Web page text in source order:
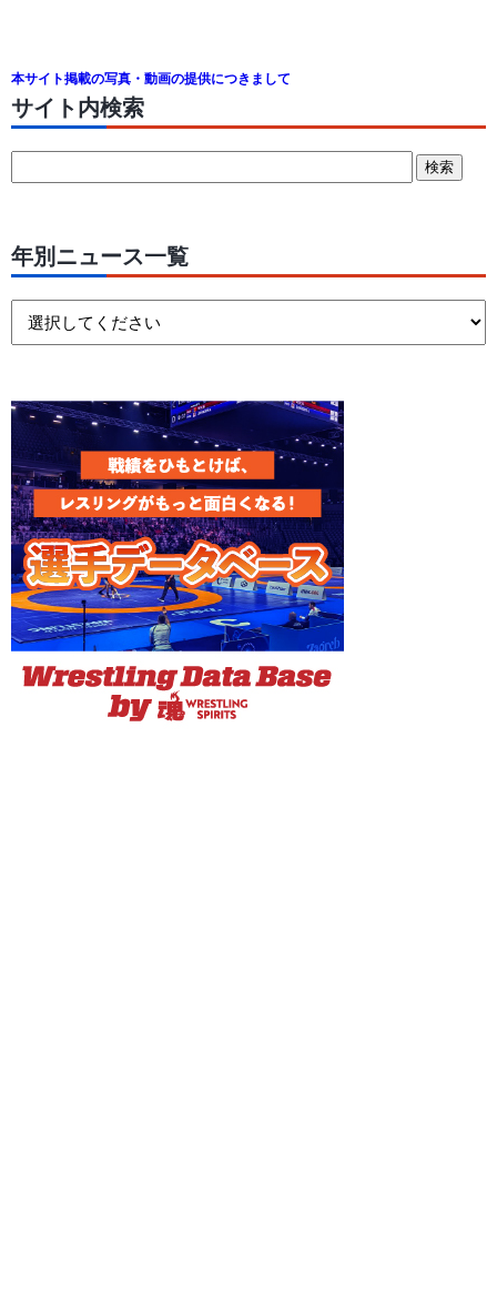
本サイト掲載の写真・動画の提供につきまして
サイト内検索
年別ニュース一覧